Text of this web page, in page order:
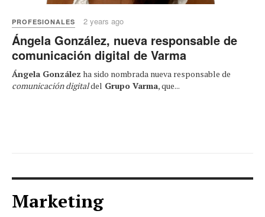
PROFESIONALES 2 years ago
Ángela González, nueva responsable de
comunicación digital de Varma
Ángela González ha sido nombrada nueva responsable de
comunicación digitaldel Grupo Varma, que...
Marketing